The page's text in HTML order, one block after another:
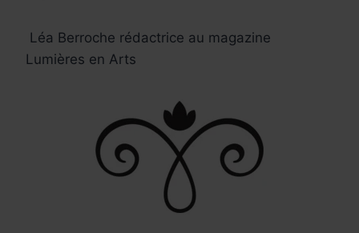
Léa Berroche rédactrice au magazine
Lumières en Arts